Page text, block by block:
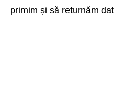
primim și să returnăm